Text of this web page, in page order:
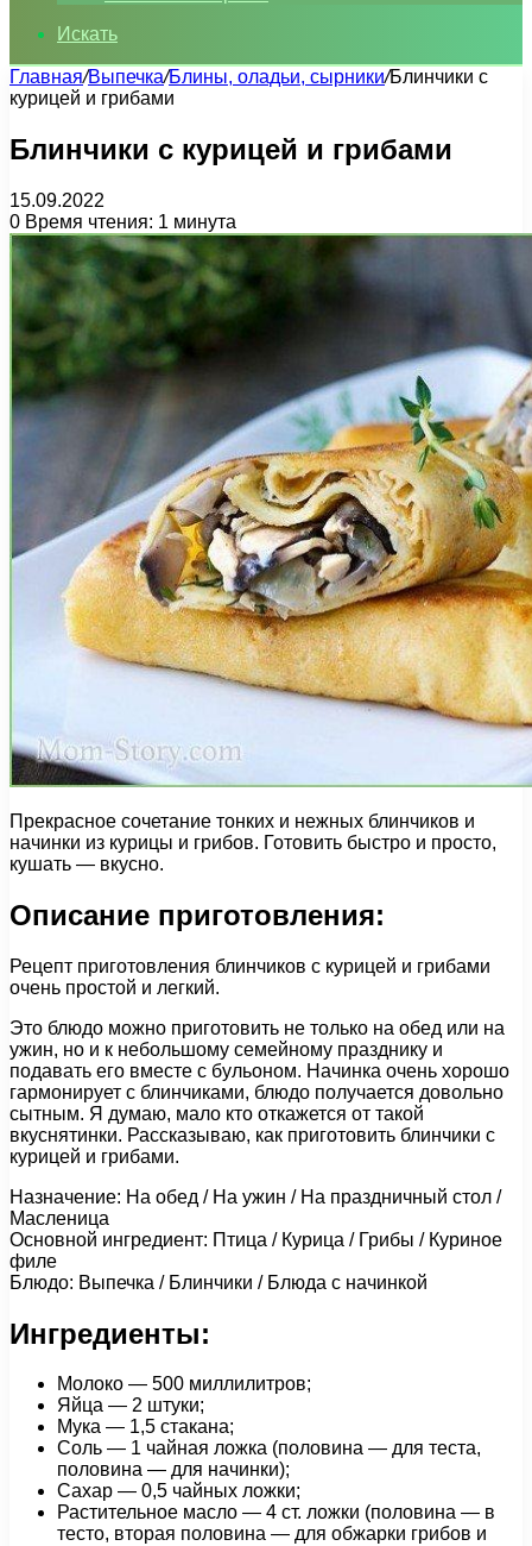
Искать
Главная/Выпечка/Блины, оладьи, сырники/Блинчики с
курицей и грибами
Блинчики с курицей и грибами
15.09.2022
0 Время чтения: 1 минута
Прекрасное сочетание тонких и нежных блинчиков и
начинки из курицы и грибов. Готовить быстро и просто,
кушать — вкусно.
Описание приготовления:
Рецепт приготовления блинчиков с курицей и грибами
очень простой и легкий.
Это блюдо можно приготовить не только на обед или на
ужин, но и к небольшому семейному празднику и
подавать его вместе с бульоном. Начинка очень хорошо
гармонирует с блинчиками, блюдо получается довольно
сытным. Я думаю, мало кто откажется от такой
вкуснятинки. Рассказываю, как приготовить блинчики с
курицей и грибами.
Назначение: На обед / На ужин / На праздничный стол /
Масленица
Основной ингредиент: Птица / Курица / Грибы / Куриное
филе
Блюдо: Выпечка / Блинчики / Блюда с начинкой
Ингредиенты:
Молоко — 500 миллилитров;
Яйца — 2 штуки;
Мука — 1,5 стакана;
Соль — 1 чайная ложка (половина — для теста,
половина — для начинки);
Сахар — 0,5 чайных ложки;
Растительное масло — 4 ст. ложки (половина — в
тесто, вторая половина — для обжарки грибов и